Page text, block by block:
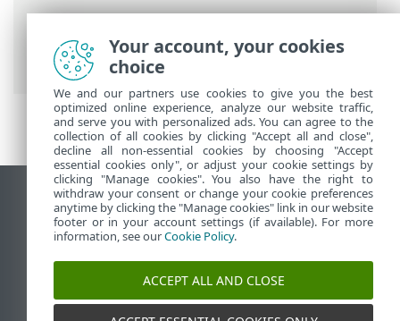
ESET Online pomocník>ESET Small
Business Security>Práca s programom
ESET Small Business Security
Zobraziť stránku ako na počítači
End of Life
Databáza znalostí ESET
ESET Fórum
ESET Status Portal
Technická podpora
Your account, your cookies
choice
We and our partners use cookies to give you the best
optimized online experience, analyze our website traffic,
and serve you with personalized ads. You can agree to the
collection of all cookies by clicking "Accept all and close",
decline all non-essential cookies by choosing "Accept
essential cookies only", or adjust your cookie settings by
clicking "Manage cookies". You also have the right to
withdraw your consent or change your cookie preferences
anytime by clicking the "Manage cookies" link in our website
footer or in your account settings (if available). For more
information, see ourCookie Policy.
ACCEPT ALL AND CLOSE